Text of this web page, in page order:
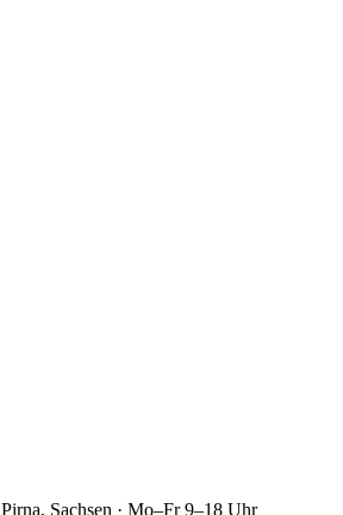
Pirna, Sachsen · Mo–Fr 9–18 Uhr